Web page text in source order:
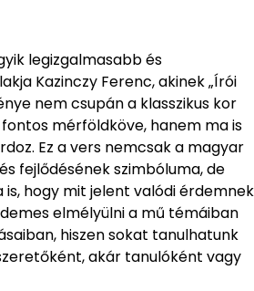
legizgalmasabb és
Kazinczy Ferenc, akinek „Írói
nem csupán a klasszikus kor
mérföldköve, hanem ma is
Ez a vers nemcsak a magyar
fejlődésének szimbóluma, de
hogy mit jelent valódi érdemnek
elmélyülni a mű témáiban
hiszen sokat tanulhatunk
akár tanulóként vagy